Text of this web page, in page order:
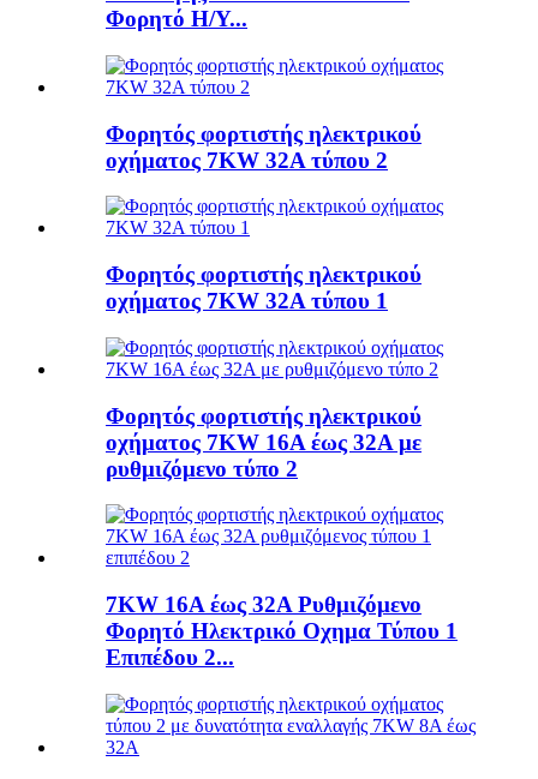
Φορητό Η/Υ...
Φορητός φορτιστής ηλεκτρικού
οχήματος 7KW 32A τύπου 2
Φορητός φορτιστής ηλεκτρικού
οχήματος 7KW 32A τύπου 1
Φορητός φορτιστής ηλεκτρικού
οχήματος 7KW 16A έως 32A με
ρυθμιζόμενο τύπο 2
7KW 16A έως 32A Ρυθμιζόμενο
Φορητό Ηλεκτρικό Οχημα Τύπου 1
Επιπέδου 2...